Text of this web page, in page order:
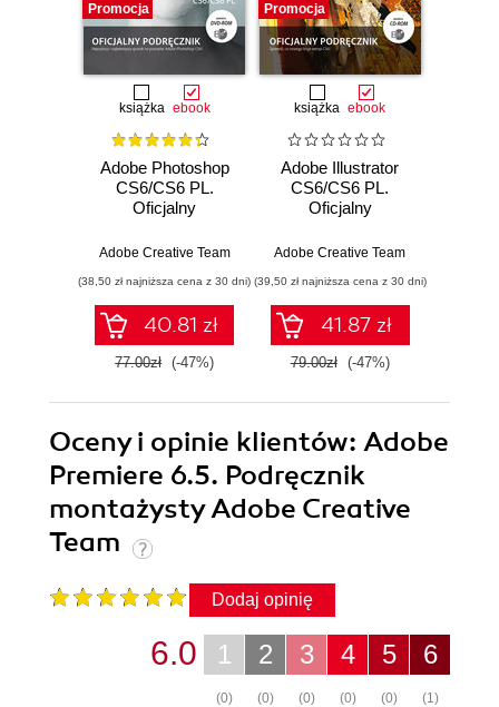
Promocja
książka ebook
Adobe Photoshop
CS6/CS6 PL.
Oficjalny
Adobe Creative Team
(38,50 zł najniższa cena z 30 dni)
40.81 zł
77.00zł (-47%)
Promocja
książka ebook
Adobe Illustrator
CS6/CS6 PL.
Oficjalny
Adobe Creative Team
(39,50 zł najniższa cena z 30 dni)
41.87 zł
79.00zł (-47%)
Oceny i opinie klientów: Adobe
Premiere 6.5. Podręcznik
montażysty Adobe Creative
Team
Dodaj opinię
6
(1)
5
(0)
4
(0)
3
(0)
2
(0)
1
(0)
6.0